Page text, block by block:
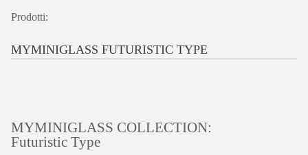
Prodotti:
MYMINIGLASS FUTURISTIC TYPE
MYMINIGLASS COLLECTION:
Futuristic Type